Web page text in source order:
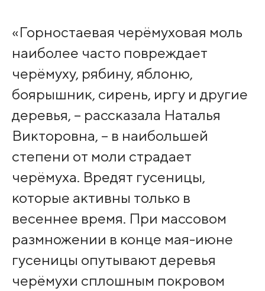
«Горностаевая черёмуховая моль
наиболее часто повреждает
черёмуху, рябину, яблоню,
боярышник, сирень, иргу и другие
деревья, – рассказала Наталья
Викторовна, – в наибольшей
степени от моли страдает
черёмуха. Вредят гусеницы,
которые активны только в
весеннее время. При массовом
размножении в конце мая-июне
гусеницы опутывают деревья
черёмухи сплошным покровом